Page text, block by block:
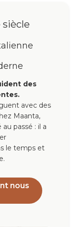
siècle
des
avec des
Maanta,
passé : il a
le temps et
nous